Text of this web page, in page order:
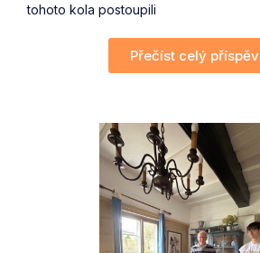
tohoto kola postoupili
Přečíst celý